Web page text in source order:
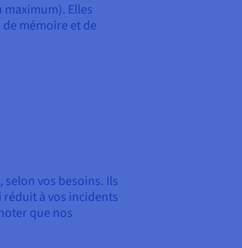
Elles
mémoire et de
vos besoins. Ils
à vos incidents
que nos